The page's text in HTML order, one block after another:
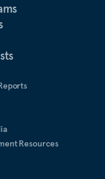
Resources